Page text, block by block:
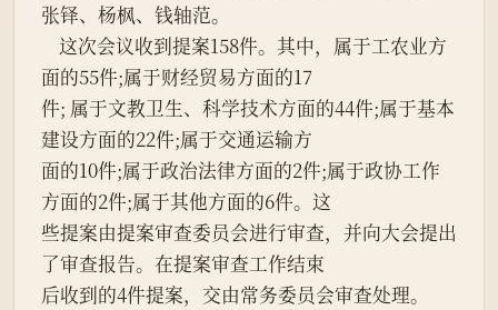
张铎、杨枫、钱轴范。
面的55件;属于财经贸易方面的17
件; 属于文教卫生、科学技术方面的44件;属于基本
建设方面的22件;属于交通运输方
面的10件;属于政治法律方面的2件;属于政协工作
方面的2件;属于其他方面的6件。这
些提案由提案审查委员会进行审查，并向大会提出
了审查报告。在提案审查工作结束
后收到的4件提案，交由常务委员会审查处理。